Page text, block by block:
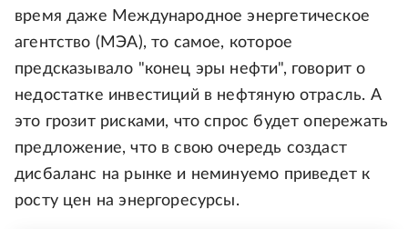
время даже Международное энергетическое
агентство (МЭА), то самое, которое
предсказывало "конец эры нефти", говорит о
недостатке инвестиций в нефтяную отрасль. А
это грозит рисками, что спрос будет опережать
предложение, что в свою очередь создаст
дисбаланс на рынке и неминуемо приведет к
росту цен на энергоресурсы.